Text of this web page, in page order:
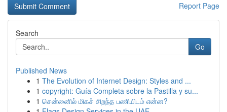
Report Page
Search
Go
Published News
1 The Evolution of Internet Design: Styles and ...
1 copyright: Guía Completa sobre la Pastilla y su...
1 சென்னைில் மிகச் சிறந்த பணியிடம் என்ன?